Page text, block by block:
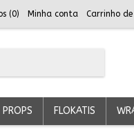
(0) Minha conta Carrinho
PROPS FLOKATIS